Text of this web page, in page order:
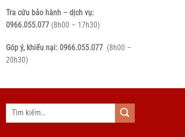
Tra cứu bảo hành – dịch vụ:
0966.055.077(8h00 – 17h30)
Góp ý, khiếu nại: 0966.055.077 (8h00 –
20h30)